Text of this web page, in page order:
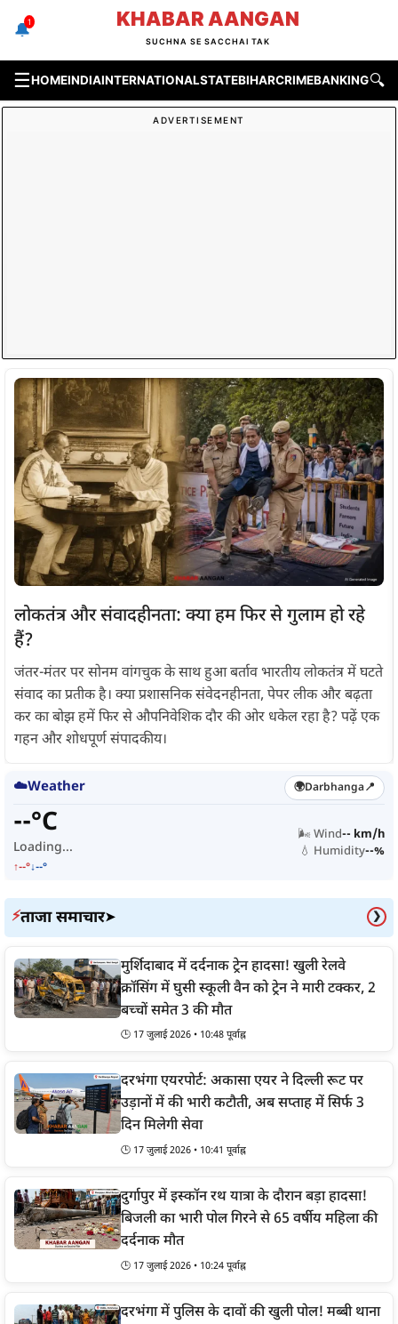
🔔
1 KHABAR AANGAN
SUCHNA SE SACCHAI TAK
☰HOMEINDIAINTERNATIONALSTATEBIHARCRIMEBANKING &🔍
ADVERTISEMENT
लोकतंत्र और संवादहीनता: क्या हम फिर से गुलाम हो रहे
हैं?
जंतर-मंतर पर सोनम वांगचुक के साथ हुआ बर्ताव भारतीय लोकतंत्र में घटते
संवाद का प्रतीक है। क्या प्रशासनिक संवेदनहीनता, पेपर लीक और बढ़ता
कर का बोझ हमें फिर से औपनिवेशिक दौर की ओर धकेल रहा है? पढ़ें एक
गहन और शोधपूर्ण संपादकीय।
☁️Weather 🌍Darbhanga📍
--°C
Loading...
↑--°↓--°
🌬️ Wind-- km/h
💧 Humidity--%
⚡ताजा समाचार➤ ❯
मुर्शिदाबाद में दर्दनाक ट्रेन हादसा! खुली रेलवे
क्रॉसिंग में घुसी स्कूली वैन को ट्रेन ने मारी टक्कर, 2
बच्चों समेत 3 की मौत
🕒 17 जुलाई 2026 • 10:48 पूर्वाह्न
दरभंगा एयरपोर्ट: अकासा एयर ने दिल्ली रूट पर
उड़ानों में की भारी कटौती, अब सप्ताह में सिर्फ 3
दिन मिलेगी सेवा
🕒 17 जुलाई 2026 • 10:41 पूर्वाह्न
दुर्गापुर में इस्कॉन रथ यात्रा के दौरान बड़ा हादसा!
बिजली का भारी पोल गिरने से 65 वर्षीय महिला की
दर्दनाक मौत
🕒 17 जुलाई 2026 • 10:24 पूर्वाह्न
दरभंगा में पुलिस के दावों की खुली पोल! मब्बी थाना